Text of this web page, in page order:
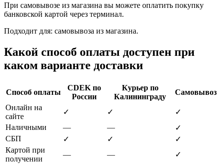
При самовывозе из магазина вы можете оплатить покупку
банковской картой через терминал.
Подходит для: самовывоза из магазина.
Какой способ оплаты доступен при
каком варианте доставки
Способ оплаты
CDEK по
России
Курьер по
Калининграду
Самовывоз
Онлайн на
сайте
✓ ✓
✓
Наличными
— —
✓
СБП
✓ ✓
✓
Картой при
получении
— —
✓